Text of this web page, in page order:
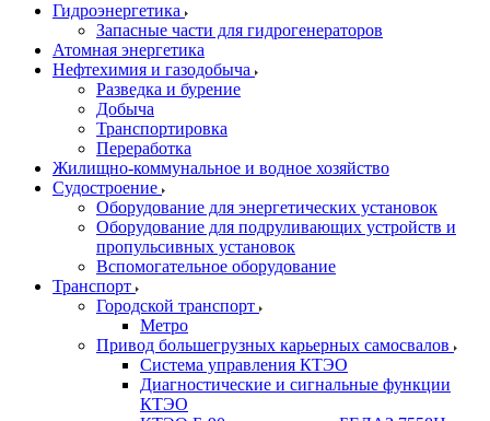
Гидроэнергетика
Запасные части для гидрогенераторов
Атомная энергетика
Нефтехимия и газодобыча
Разведка и бурение
Добыча
Транспортировка
Переработка
Жилищно-коммунальное и водное хозяйство
Судостроение
Оборудование для энергетических установок
Оборудование для подруливающих устройств и
пропульсивных установок
Вспомогательное оборудование
Транспорт
Городской транспорт
Метро
Привод большегрузных карьерных самосвалов
Система управления КТЭО
Диагностические и сигнальные функции
КТЭО